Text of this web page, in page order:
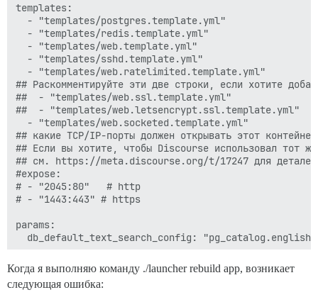
templates:
  - "templates/postgres.template.yml"
  - "templates/redis.template.yml"
  - "templates/web.template.yml"
  - "templates/sshd.template.yml"
  - "templates/web.ratelimited.template.yml"
## Раскомментируйте эти две строки, если хотите
##  - "templates/web.ssl.template.yml"
##  - "templates/web.letsencrypt.ssl.template.yml"
  - "templates/web.socketed.template.yml"
## какие TCP/IP-порты должен открывать этот
## Если вы хотите, чтобы Discourse использовал тот
## см. https://meta.discourse.org/t/17247 для деталей
#expose:
# - "2045:80"   # http
# - "1443:443" # https
params:
  db_default_text_search_config: "pg_catalog.english"
## Установите db_shared_buffers максимум в 25% от
## будет установлено автоматически при загрузке
  db_shared_buffers: "1024MB"
Когда я выполняю команду ./launcher rebuild app, возникает
следующая ошибка: